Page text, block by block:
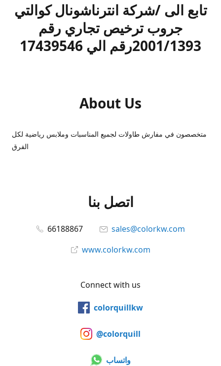
تابع الى /شركة انترناشونال كوالتي
جروب ترخيص تجاري رقم
2001/1393رقم الي 17439546
About Us
متخصصون في مفارش طاولات لجميع المناسبات وملابس رياضية لكل
الفرق
اتصل بنا
66188867
sales@colorkw.com
www.colorkw.com
Connect with us
colorquillkw
@colorquill
واتساب